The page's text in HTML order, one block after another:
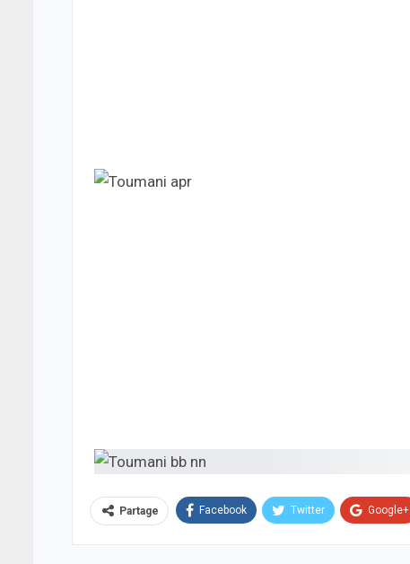
Partage Facebook Twitter Google+